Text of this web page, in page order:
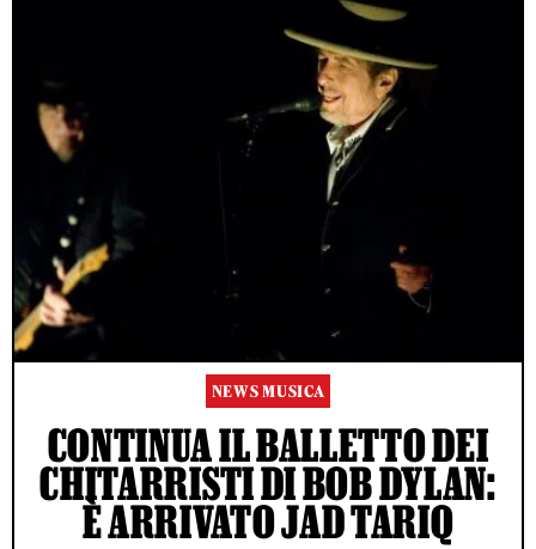
NEWS MUSICA
CONTINUA IL BALLETTO DEI
CHITARRISTI DI BOB DYLAN:
È ARRIVATO JAD TARIQ